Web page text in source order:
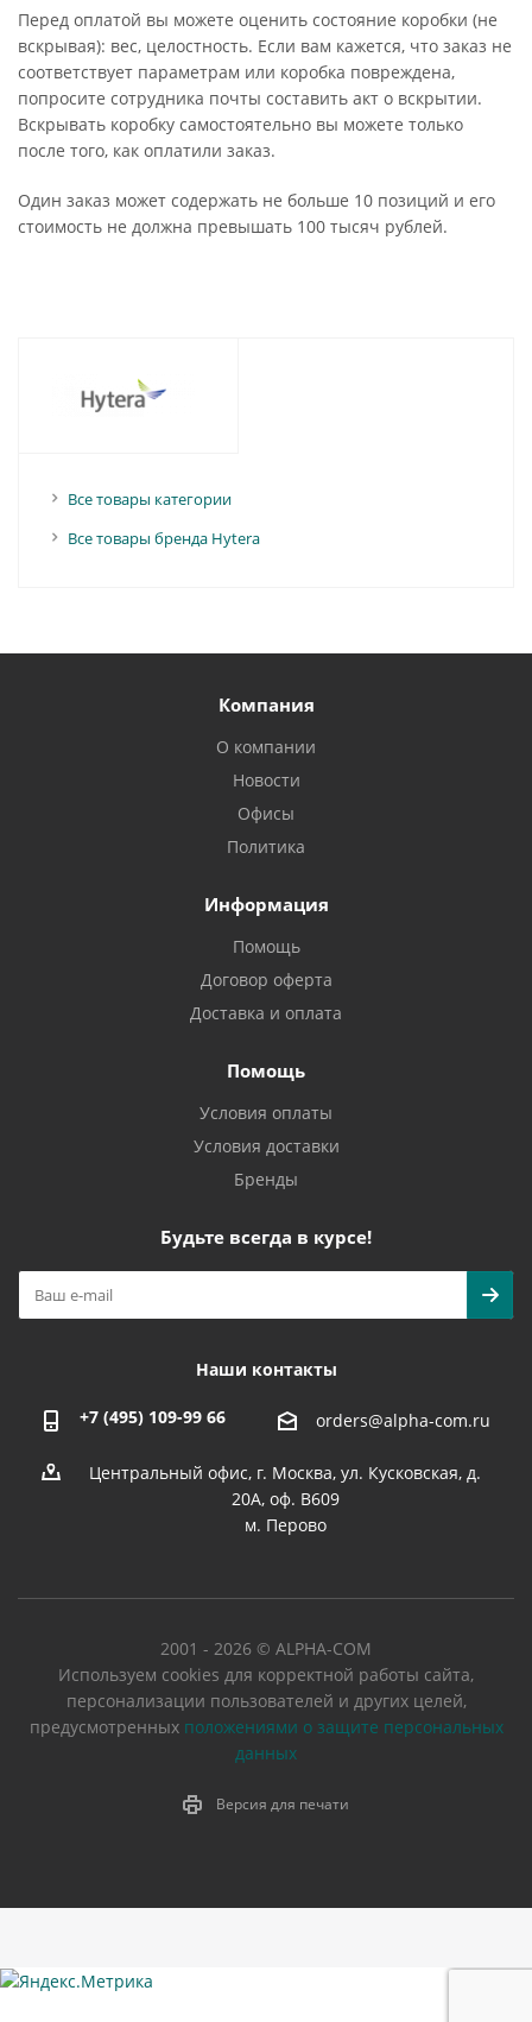
Перед оплатой вы можете оценить состояние коробки (не
вскрывая): вес, целостность. Если вам кажется, что заказ не
соответствует параметрам или коробка повреждена,
попросите сотрудника почты составить акт о вскрытии.
Вскрывать коробку самостоятельно вы можете только
после того, как оплатили заказ.
Один заказ может содержать не больше 10 позиций и его
стоимость не должна превышать 100 тысяч рублей.
Все товары категории
Все товары бренда Hytera
Компания
О компании
Новости
Офисы
Политика
Информация
Помощь
Договор оферта
Доставка и оплата
Помощь
Условия оплаты
Условия доставки
Бренды
Будьте всегда в курсе!
Наши контакты
+7 (495) 109-99 66 orders@alpha-com.ru
Центральный офис, г. Москва, ул. Кусковская, д.
20А, оф. В609
м. Перово
2001 - 2026 © ALPHA-COM
Используем cookies для корректной работы сайта,
персонализации пользователей и других целей,
предусмотренных положениями о защите персональных
данных
Версия для печати